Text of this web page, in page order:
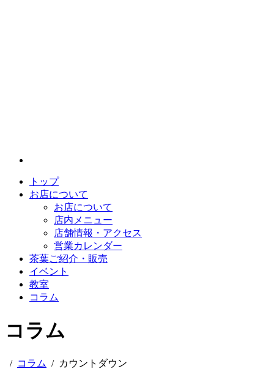
トップ
お店について
お店について
店内メニュー
店舗情報・アクセス
営業カレンダー
茶葉ご紹介・販売
イベント
教室
コラム
コラム
/ コラム / カウントダウン